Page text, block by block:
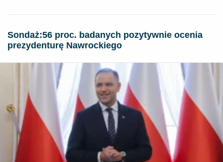
​Sondaż:56 proc. badanych pozytywnie ocenia
prezydenturę Nawrockiego